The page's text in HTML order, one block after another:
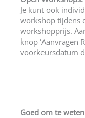
Je kunt ook
workshop tijdens
workshopprijs.
knop ‘Aanvragen
voorkeursdatum
Goed om te